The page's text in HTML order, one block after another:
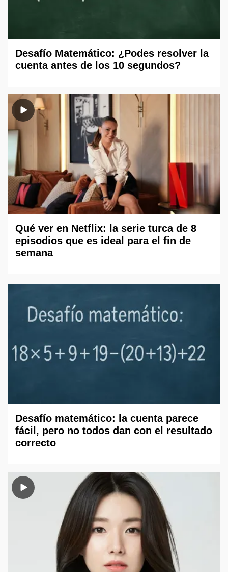
Desafío Matemático: ¿Podes resolver la
cuenta antes de los 10 segundos?
Qué ver en Netflix: la serie turca de 8
episodios que es ideal para el fin de
semana
Desafío matemático: la cuenta parece
fácil, pero no todos dan con el resultado
correcto